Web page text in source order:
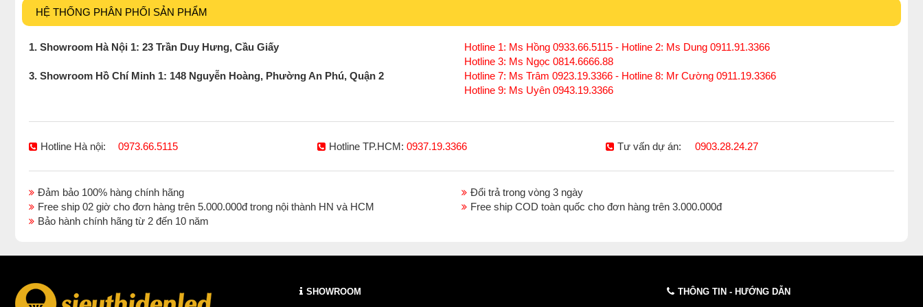
Hướng dẫn đấu dâyĐèn led pha module SMD 400W thương hiệu GX Lighting
Đèn pha thông thường sử dụng điện áp 220VAC
– Đấu dây điện vào đèn. Mối nối đầu dây yêu cầu bắt buộc phải dùng hộp đấu nối IP65, IP68 chống
nước hoàn toàn.
1. Chiếu sángcông trình
Khả năng chiếu sáng cao, chiếu sáng lâu và có độ bền, an toàn trong thi
số ứng dụng tiêu biểu như:cô ng trình, nhà xưởng, khu công nghiệp, kho, bãi, ..... Sản phẩm ra đời để
đáp ứng nhu cầu chiếu sáng ngoài trời với thiết kế bền bỉ, chịu được các tác động từ bên ngoài như
Một ứng dụng tuyệt vời nhất của đèn led đó chính là chiếu sáng an toàn - chiếu sáng đường phố. Việc
HỆ THỐNG PHÂN PHỐI SẢN PHẨM
1. Showroom Hà Nội 1: 23 Trần Duy Hưng, Cầu Giấy
Hotline 1: Ms Hồng 0933.66.5115 - Hotline 2: Ms Dung 0911.91.3366
Hotline 3: Ms Ngọc 0814.6666.88
3. Showroom Hồ Chí Minh 1: 148 Nguyễn Hoàng, Phường An Phú, Quận 2
Hotline 7: Ms Trâm 0923.19.3366 - Hotline 8: Mr Cường 0911.19.3366
Hotline 9: Ms Uyên 0943.19.3366
Hotline Hà nội: 0973.66.5115 Hotline TP.HCM: 0937.19.3366 Tư vấn dự án: 0903.28.24.27
Đảm bảo 100% hàng chính hãng
Đổi trả trong vòng 3 ngày
Free ship 02 giờ cho đơn hàng trên 5.000.000đ trong nội thành HN và HCM
Free ship COD toàn quốc cho đơn hàng trên 3.000.000đ
Bảo hành chính hãng từ 2 đến 10 năm
SHOWROOM THÔNG TIN - HƯỚNG DẪN